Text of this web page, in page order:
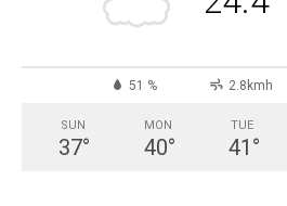
51 % 2.8kmh
SUN
37°
MON
40°
TUE
41 °